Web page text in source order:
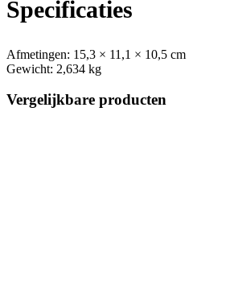
Specificaties
Afmetingen: 15,3 × 11,1 × 10,5 cm
Gewicht: 2,634 kg
Vergelijkbare producten